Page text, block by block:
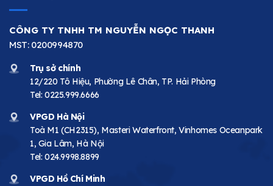
CÔNG TY TNHH TM NGUYỄN NGỌC THANH
MST: 0200994870
Trụ sở chính
12/220 Tô Hiệu, Phường Lê Chân, TP. Hải Phòng
Tel: 0225.999.6666
VPGD Hà Nội
Toà M1 (CH2315), Masteri Waterfront, Vinhomes Oceanpark
1, Gia Lâm, Hà Nội
Tel: 024.9998.8899
VPGD Hồ Chí Minh